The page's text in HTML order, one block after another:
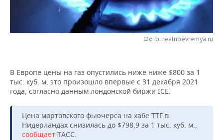
НЕФТЕХИМИЯ
ЭНЕРГЕТИКА
РОЗНИЧНАЯ ТОРГОВЛЯ
НОВОСТИ ТЕХНОЛОГИЙ
ТЕЛЕКОММУНИКАЦИИ
БИЗНЕС-БРАНЧИ
ОТКРЫТАЯ ЛЕКЦИЯ
ФУТБОЛ
БАСКЕТБОЛ
НОВОСТИ ОБЩЕСТВА
ИНФРАСТРУКТУРА
ФОТОГАЛЕРЕЯ
СЮЖЕТЫ
СПРАВОЧНИК
Фото: realnoevremya.ru
В Европе цены на газ опустились ниже ниже $800 за 1
тыс. куб. м, это произошло впервые с 31 декабря 2021
года, согласно данным лондонской биржи ICE.
Цена мартовского фьючерса на хабе TTF в
Нидерландах снизилась до $798,9 за 1 тыс. куб. м.,
сообщает ТАСС.